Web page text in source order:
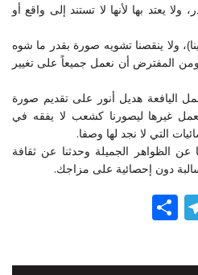
يعتد بها لأنها لا تستند إلى واقع أو
ولا ينقصنا تشويه صورة بقدر ما شوه
ومن المفترض أن نعمل جميعاً على تغيير
اليافعة هديل أنور على تقديم صورة
غيرها ليصورنا كشعب لا يفقه في
التي لا نجد لها وصفا.
الظواهر الجميلة وحدثنا عن ثقافة
دون إحصائية على مزاجك.
Telegram